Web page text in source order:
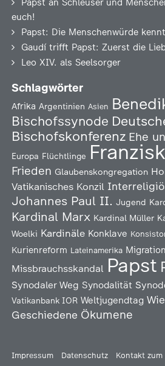
Papst an Schleuser und
euch!
Papst: Die Menschenwürde
Gaudí trifft Papst: Zuerst die
Leo XIV. als Seelsorger
Schlagwörter
Afrika Argentinien Asien
Bischofssynode
Bischofskonferenz Ehe
Europa Flüchtlinge
Frieden Glaubenskongregation
Vatikanisches Konzil
Johannes Paul II. Jugend
Kardinal Marx Kardinal Müller
Woelki Kardinäle Konklave
Kurienreform Lateinamerika Migration
Missbrauchsskandal Papst
Synodaler Weg Synodalität
Vatikanbank IOR Weltjugendtag
Geschiedene Ökumene
Impressum Datenschutz Kontakt zum